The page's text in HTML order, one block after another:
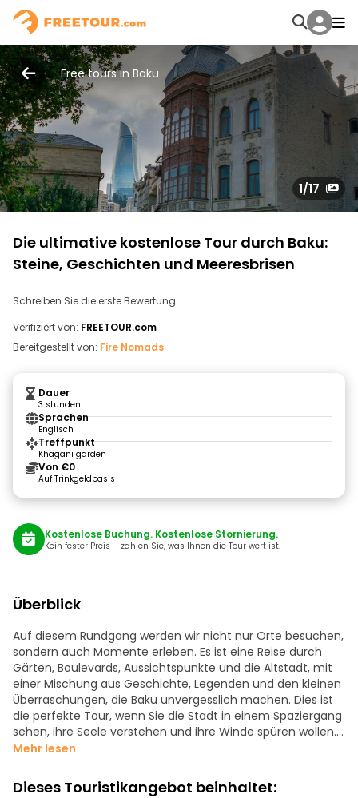
Free tours in Baku
1/17
Die ultimative kostenlose Tour durch Baku:
Steine, Geschichten und Meeresbrisen
Schreiben Sie die erste Bewertung
Verifiziert von: FREETOUR.com
Bereitgestellt von: Fire Nomads
Dauer
3 stunden
Sprachen
Englisch
Treffpunkt
Khagani garden
Von €0
Auf Trinkgeldbasis
Kostenlose Buchung. Kostenlose Stornierung.
Kein fester Preis – zahlen Sie, was Ihnen die Tour wert ist.
Überblick
Auf diesem Rundgang werden wir nicht nur Orte besuchen,
sondern auch Momente erleben. Es ist eine Reise durch
Gärten, Boulevards, Aussichtspunkte und die Altstadt, mit
einer Mischung aus Geschichte, Legenden und den kleinen
Überraschungen, die Baku unvergesslich machen. Dies ist
die perfekte Tour, wenn Sie die Stadt in einem Spaziergang
sehen, ihre Seele verstehen und ihre Winde spüren wollen.
Am Ende werden Sie wissen, warum Baku die Stadt der
gemeißelt ist.
Mehr lesen
Dieses Touristikangebot beinhaltet: